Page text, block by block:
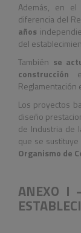
Además, en
diferencia del
años
del
También se
construcción
Reglamentación
Los proyectos
diseño
de Industria de
que se
Organismo de
ANEXO I